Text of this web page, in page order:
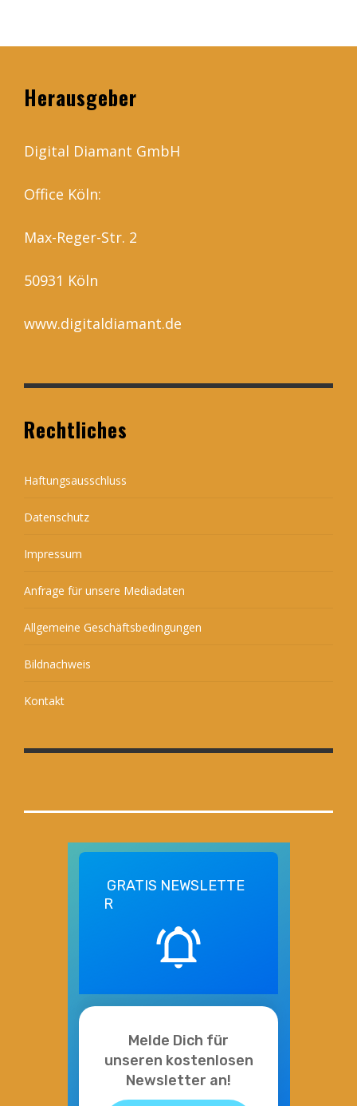
Herausgeber
Digital Diamant GmbH
Office Köln:
Max-Reger-Str. 2
50931 Köln
www.digitaldiamant.de
Rechtliches
Haftungsausschluss
Datenschutz
Impressum
Anfrage für unsere Mediadaten
Allgemeine Geschäftsbedingungen
Bildnachweis
Kontakt
GRATIS NEWSLETTE
R
Melde Dich für
unseren kostenlosen
Newsletter an!